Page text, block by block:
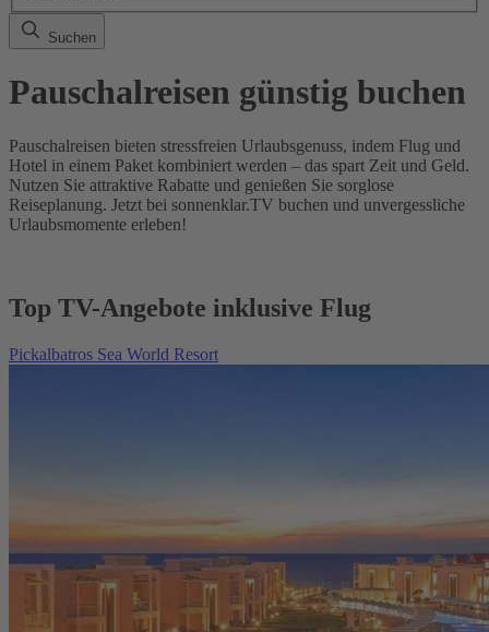
Suchen
Pauschalreisen günstig buchen
Pauschalreisen bieten stressfreien Urlaubsgenuss, indem Flug und
Hotel in einem Paket kombiniert werden – das spart Zeit und Geld.
Nutzen Sie attraktive Rabatte und genießen Sie sorglose
Reiseplanung. Jetzt bei sonnenklar.TV buchen und unvergessliche
Urlaubsmomente erleben!
Top TV-Angebote inklusive Flug
Pickalbatros Sea World Resort